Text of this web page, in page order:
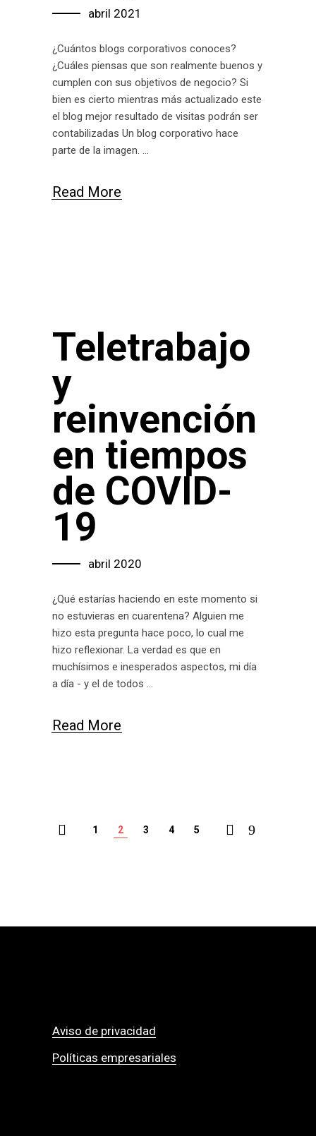
abril 2021
¿Cuántos blogs corporativos conoces?
¿Cuáles piensas que son realmente buenos y
cumplen con sus objetivos de negocio? Si
bien es cierto mientras más actualizado este
el blog mejor resultado de visitas podrán ser
contabilizadas Un blog corporativo hace
parte de la imagen.
Read More
Teletrabajo
y
reinvención
en tiempos
de COVID-
19
abril 2020
¿Qué estarías haciendo en este momento si
no estuvieras en cuarentena? Alguien me
hizo esta pregunta hace poco, lo cual me
hizo reflexionar. La verdad es que en
muchísimos e inesperados aspectos, mi día
a día - y el de todos
Read More
1 2 3 4 5
Aviso de privacidad
Políticas empresariales